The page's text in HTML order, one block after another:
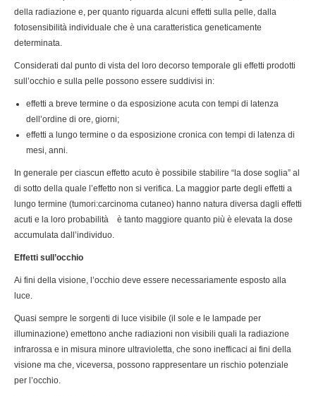
della radiazione e, per quanto riguarda alcuni effetti sulla pelle, dalla
fotosensibilità individuale che è una caratteristica geneticamente
determinata.
Considerati dal punto di vista del loro decorso temporale gli effetti prodotti
sull’occhio e sulla pelle possono essere suddivisi in:
effetti a breve termine o da esposizione acuta con tempi di latenza
dell’ordine di ore, giorni;
effetti a lungo termine o da esposizione cronica con tempi di latenza di
mesi, anni.
In generale per ciascun effetto acuto è possibile stabilire “la dose soglia” al
di sotto della quale l’effetto non si verifica. La maggior parte degli effetti a
lungo termine (tumori:carcinoma cutaneo) hanno natura diversa dagli effetti
acuti e la loro probabilità è tanto maggiore quanto più è elevata la dose
accumulata dall’individuo.
Effetti sull’occhio
Ai fini della visione, l’occhio deve essere necessariamente esposto alla
luce.
Quasi sempre le sorgenti di luce visibile (il sole e le lampade per
illuminazione) emettono anche radiazioni non visibili quali la radiazione
infrarossa e in misura minore ultravioletta, che sono inefficaci ai fini della
visione ma che, viceversa, possono rappresentare un rischio potenziale
per l’occhio.